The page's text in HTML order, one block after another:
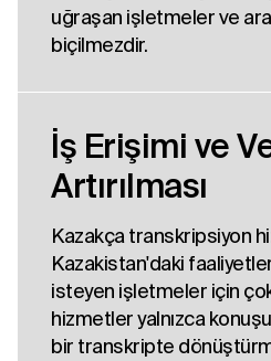
uğraşan işletmeler ve
biçilmezdir.
İş Erişimi ve
Artırılması
Kazakça transkripsiyon
Kazakistan'daki
isteyen işletmeler için
hizmetler yalnızca
bir transkripte